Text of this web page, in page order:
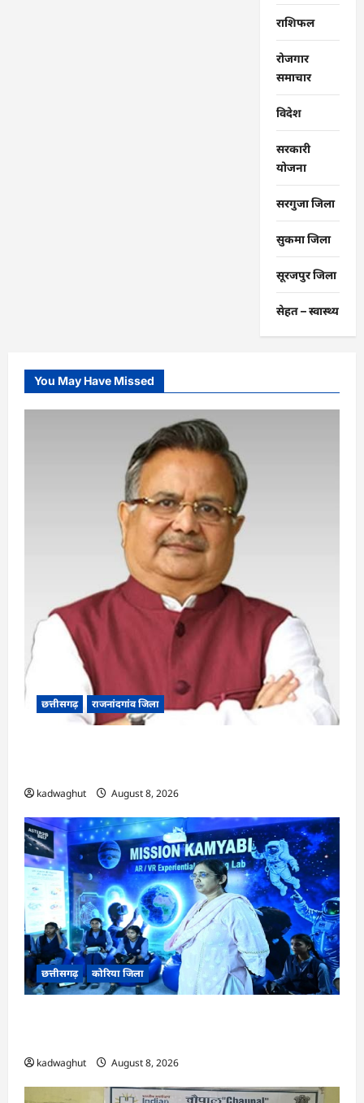
राशिफल
रोजगार
समाचार
विदेश
सरकारी
योजना
सरगुजा जिला
सुकमा जिला
सूरजपुर जिला
सेहत – स्‍वास्‍थ्‍य
You May Have Missed
छत्तीसगढ़ राजनांदगांव जिला
kadwaghut August 8, 2026
छत्तीसगढ़ कोरिया जिला
kadwaghut August 8, 2026